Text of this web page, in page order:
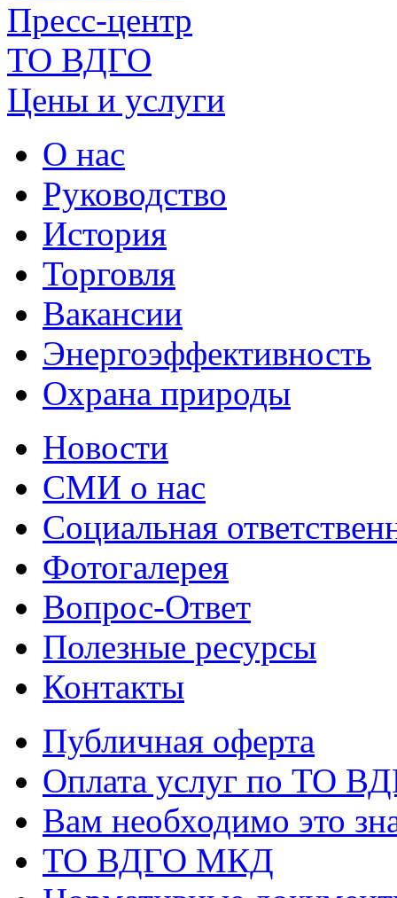
Пресс-центр
TO ВДГО
Цены и услуги
О нас
Руководство
История
Торговля
Вакансии
Энергоэффективность
Охрана природы
Новости
СМИ о нас
Социальная
Фотогалерея
Вопрос-Ответ
Полезные ресурсы
Контакты
Публичная оферта
Оплата услуг по ТО
Вам необходимо это
ТО ВДГО МКД